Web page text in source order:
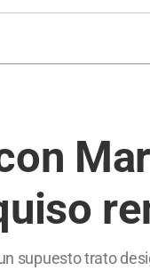
supuesto trato